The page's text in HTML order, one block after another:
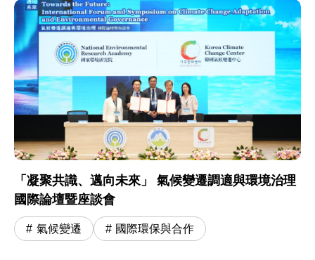
「凝聚共識、邁向未來」 氣候變遷調適與環境治理
國際論壇暨座談會
氣候變遷 國際環保與合作